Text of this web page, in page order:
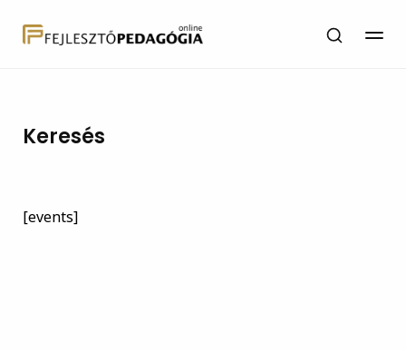
Keresés
[events]